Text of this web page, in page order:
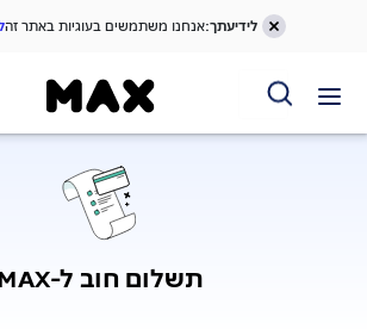
לידיעתך:אנחנו משתמשים בעוגיות באתר זה
תשלום חוב ל-MAX